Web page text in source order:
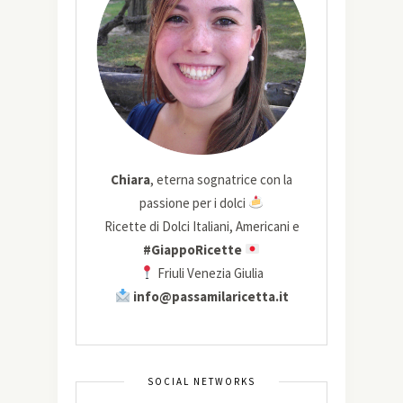
Chiara, eterna sognatrice con la
passione per i dolci
Ricette di Dolci Italiani, Americani e
#GiappoRicette
Friuli Venezia Giulia
info@passamilaricetta.it
SOCIAL NETWORKS